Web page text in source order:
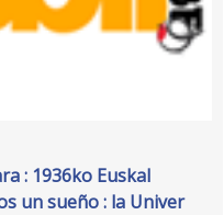
: 1936ko Euskal
un sueño : la Univer